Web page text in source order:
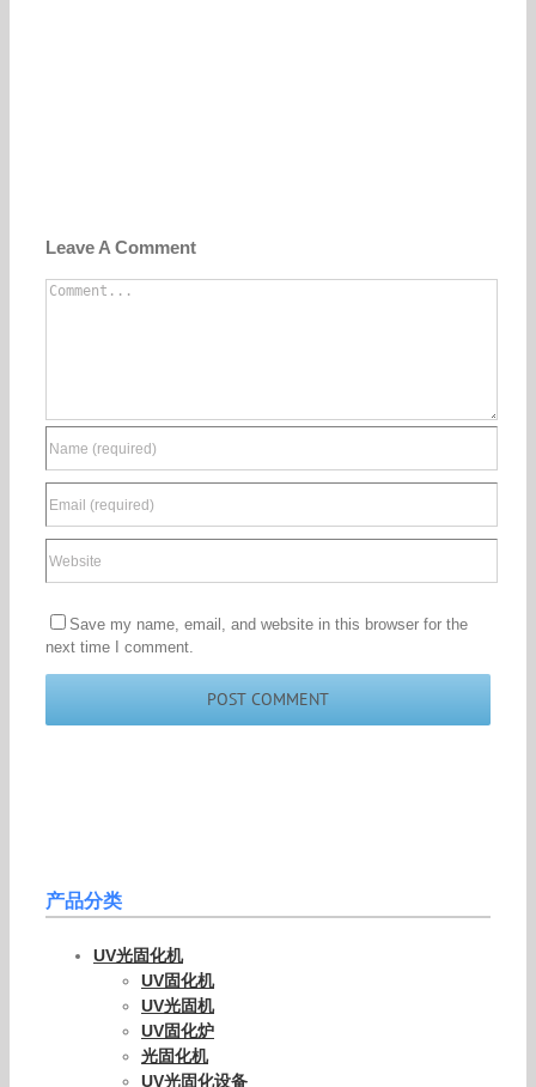
Leave A Comment
Comment
Save my name, email, and website in this browser for the
next time I comment.
产品分类
UV光固化机
UV固化机
UV光固机
UV固化炉
光固化机
UV光固化设备